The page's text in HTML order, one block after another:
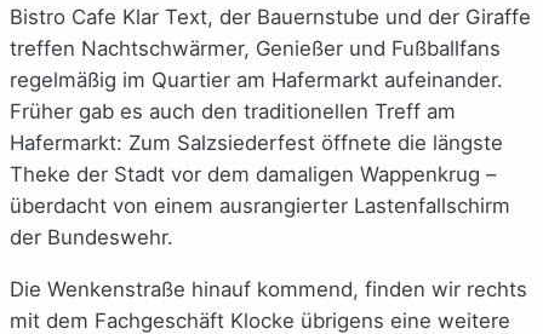
Bistro Cafe Klar Text, der Bauernstube und der Giraffe
treffen Nachtschwärmer, Genießer und Fußballfans
regelmäßig im Quartier am Hafermarkt aufeinander.
Früher gab es auch den traditionellen Treff am
Hafermarkt: Zum Salzsiederfest öffnete die längste
Theke der Stadt vor dem damaligen Wappenkrug –
überdacht von einem ausrangierter Lastenfallschirm
der Bundeswehr.
Die Wenkenstraße hinauf kommend, finden wir rechts
mit dem Fachgeschäft Klocke übrigens eine weitere